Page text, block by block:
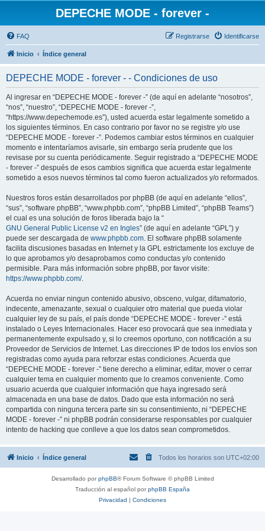
DEPECHE MODE - forever -
FAQ Identificarse
Registrarse
Inicio Índice general
DEPECHE MODE - forever - - Condiciones de uso
Al ingresar en “DEPECHE MODE - forever -” (de aquí en adelante “nosotros”,
“nos”, “nuestro”, “DEPECHE MODE - forever -”,
“https://www.depechemode.es”), usted acuerda estar legalmente sometido a
los siguientes términos. En caso contrario por favor no se registre y/o use
“DEPECHE MODE - forever -”. Podemos cambiar estos términos en cualquier
momento e intentaríamos avisarle, sin embargo sería prudente que los
revisase por su cuenta periódicamente. Seguir registrado a “DEPECHE MODE
- forever -” después de esos cambios significa que acuerda estar legalmente
sometido a esos nuevos términos tal como fueron actualizados y/o reformados.
Nuestros foros están desarrollados por phpBB (de aquí en adelante “ellos”,
“sus”, “software phpBB”, “www.phpbb.com”, “phpBB Limited”, “phpBB Teams”)
el cual es una solución de foros liberada bajo la “
GNU General Public License v2 en Ingles” (de aquí en adelante “GPL”) y
puede ser descargada de www.phpbb.com. El software phpBB solamente
facilita discusiones basadas en Internet y la GPL estrictamente los excluye de
lo que aprobamos y/o desaprobamos como conductas y/o contenido
permisible. Para más información sobre phpBB, por favor visite:
https://www.phpbb.com/.
Acuerda no enviar ningun contenido abusivo, obsceno, vulgar, difamatorio,
indecente, amenazante, sexual o cualquier otro material que pueda violar
cualquier ley de su país, el país donde “DEPECHE MODE - forever -” está
instalado o Leyes Internacionales. Hacer eso provocará que sea inmediata y
permanentemente expulsado y, si lo creemos oportuno, con notificación a su
Proveedor de Servicios de Internet. Las direcciones IP de todos los envíos son
registradas como ayuda para reforzar estas condiciones. Acuerda que
“DEPECHE MODE - forever -” tiene derecho a eliminar, editar, mover o cerrar
cualquier tema en cualquier momento que lo creamos conveniente. Como
usuario acuerda que cualquier información que haya ingresado será
almacenada en una base de datos. Dado que esta información no será
compartida con ninguna tercera parte sin su consentimiento, ni “DEPECHE
MODE - forever -” ni phpBB podrán considerarse responsables por cualquier
intento de hacking que conlleve a que los datos sean comprometidos.
Inicio Índice general Todos los horarios son UTC+02:00
Desarrollado porphpBB® Forum Software © phpBB Limited
Traducción al español porphpBB España
Privacidad | Condiciones